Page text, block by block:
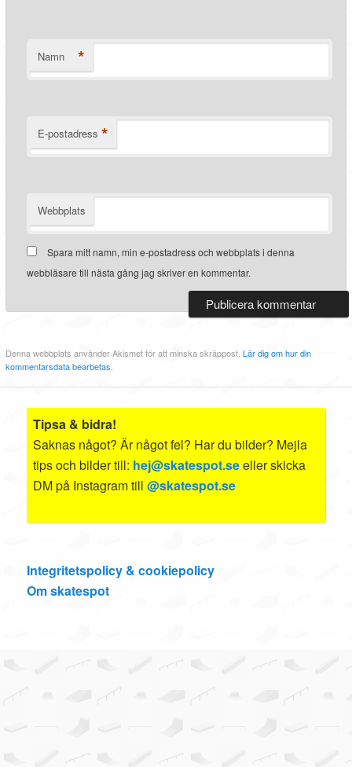
Namn *
E-postadress *
Webbplats
Spara mitt namn, min e-postadress och webbplats i denna
webbläsare till nästa gång jag skriver en kommentar.
Denna webbplats använder Akismet för att minska skräppost.Lär dig om hur din
kommentarsdata bearbetas
Tipsa & bidra!
Saknas något? Är något fel? Har du bilder? Mejla
tips och bilder till: hej@skatespot.seeller skicka
DM på Instagram till@skatespot.se
Integritetspolicy & cookiepolicy
Om skatespot